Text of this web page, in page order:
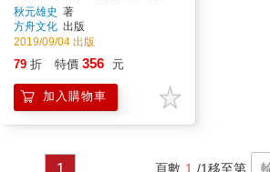
世界的美學養成
秋元雄史 著
方舟文化 出版
2019/09/04 出版
79 折 特價 356 元
加入購物車
1 頁數 1 /1移至第